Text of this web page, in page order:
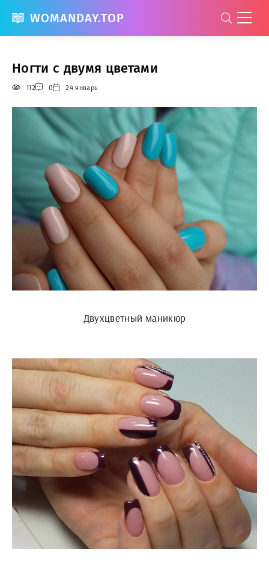
WOMANDAY.TOP
Ногти с двумя цветами
112 0 24 январь
Двухцветный маникюр